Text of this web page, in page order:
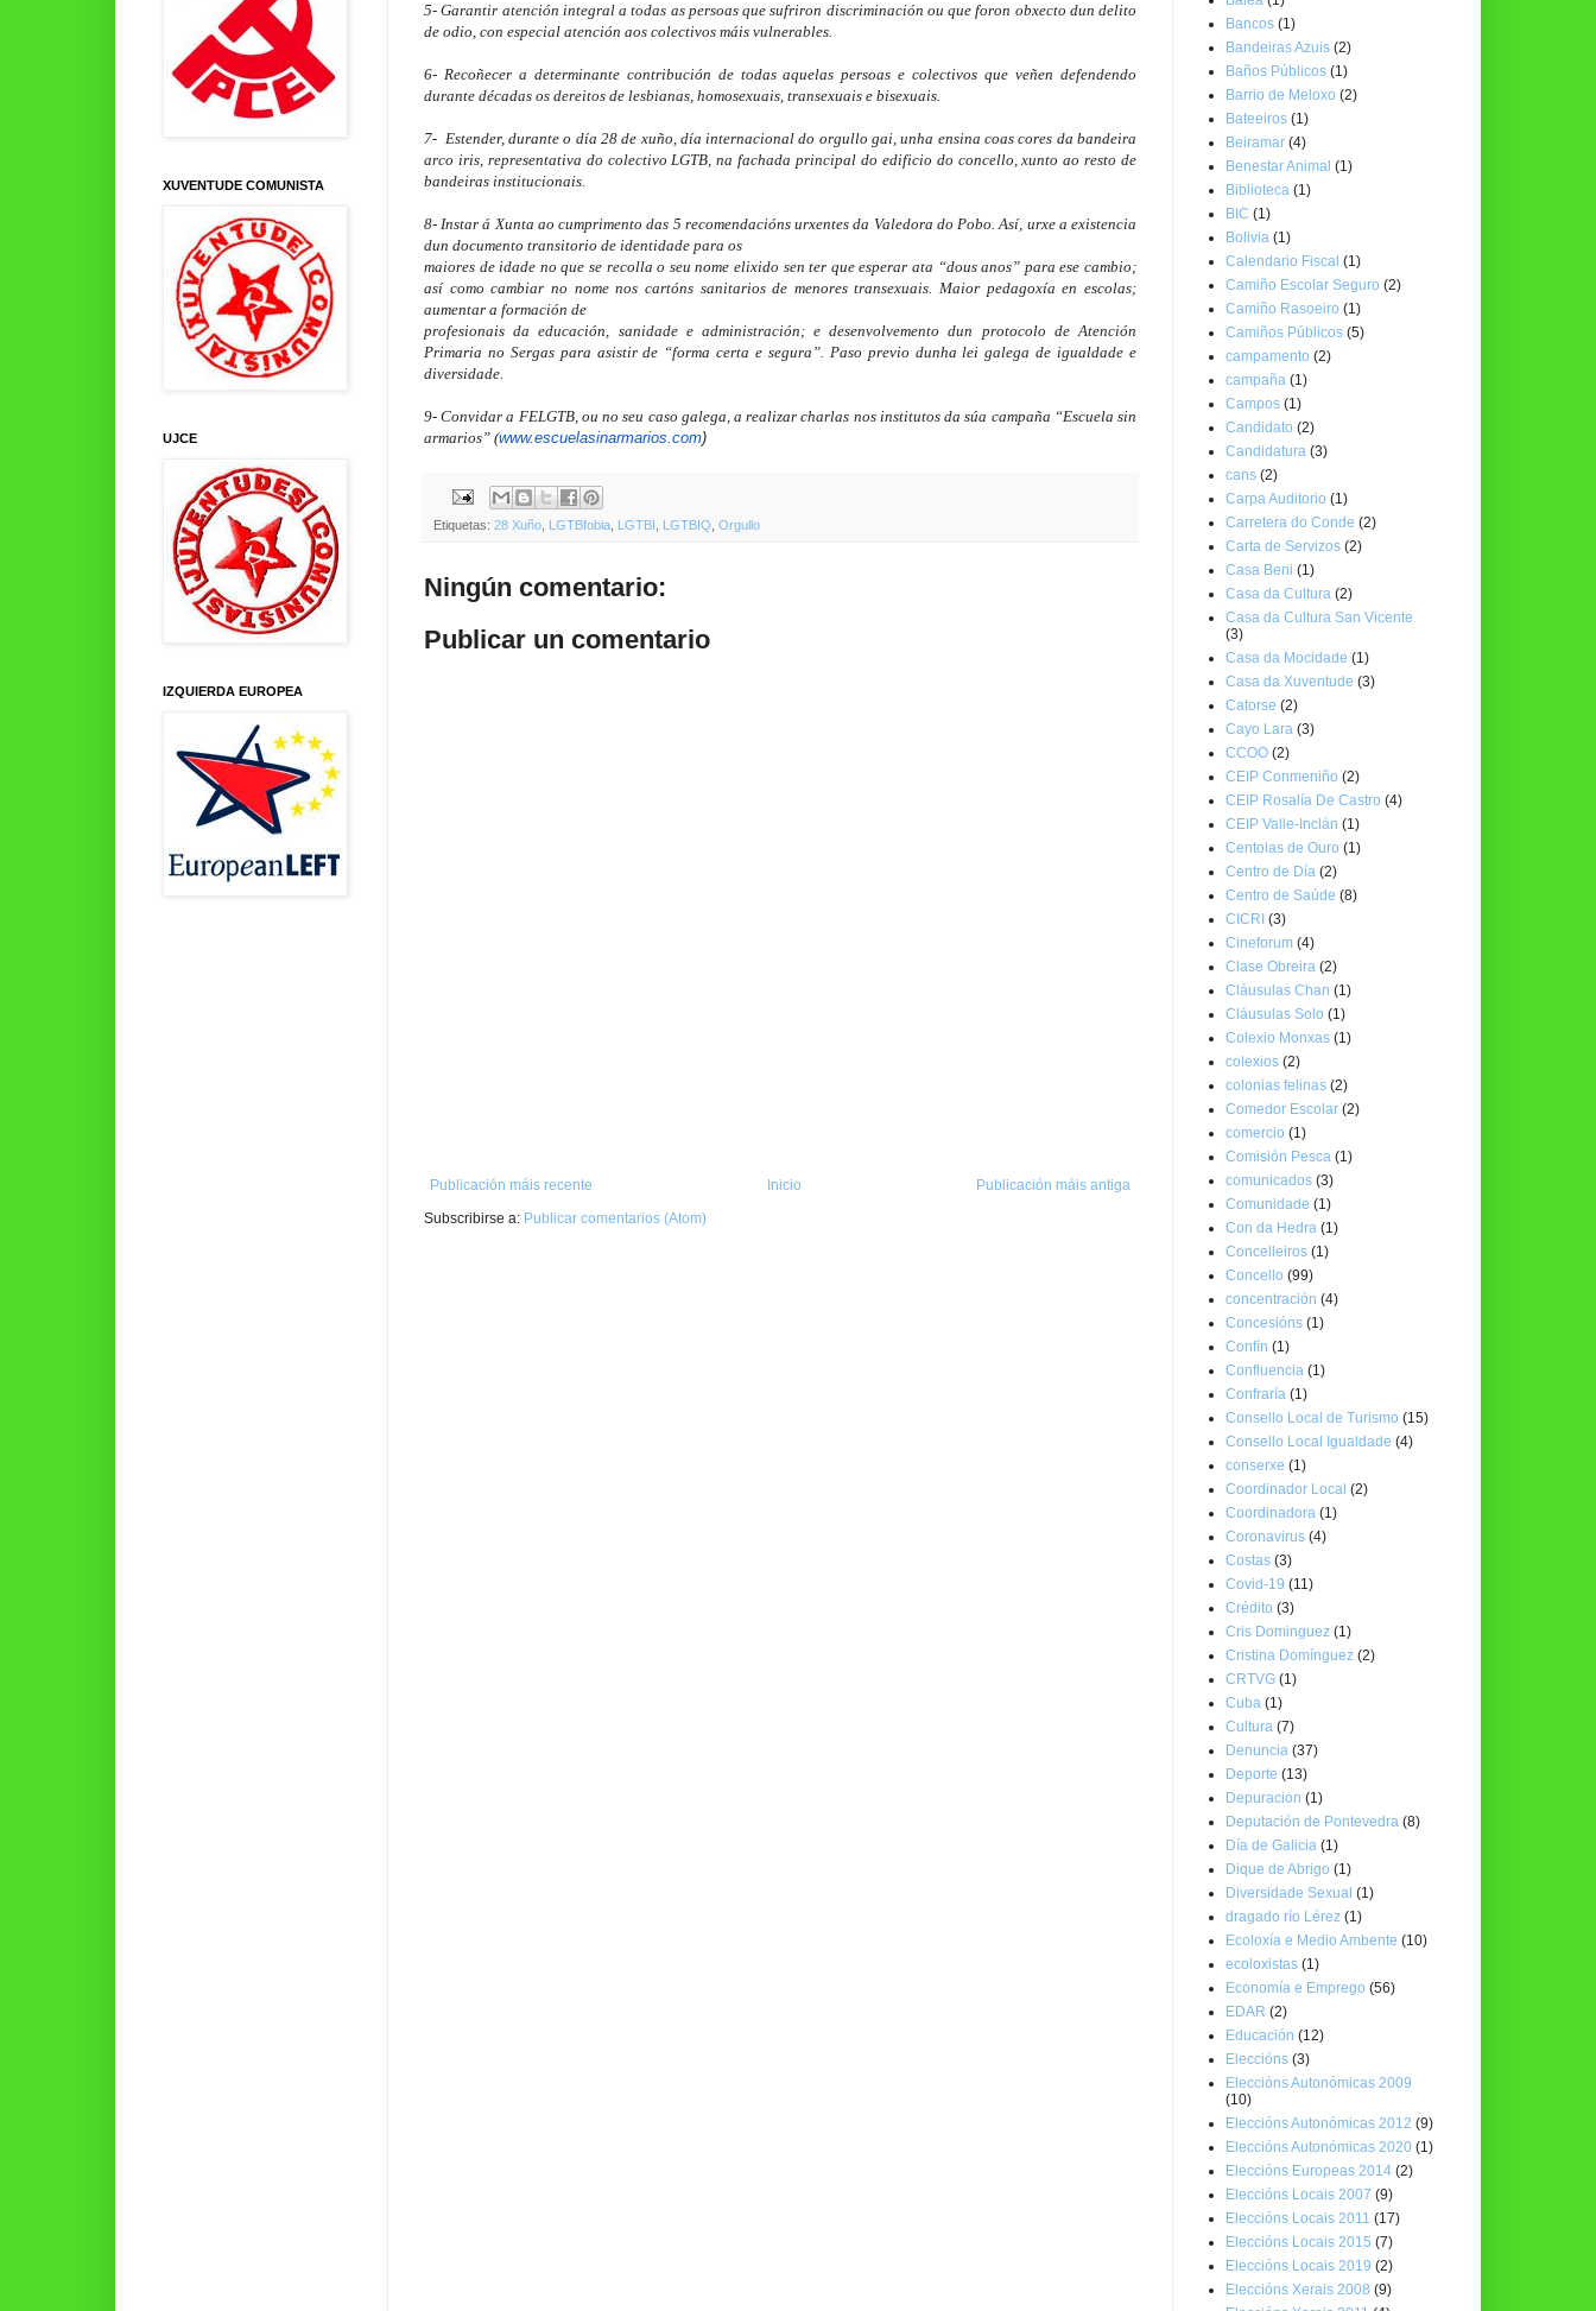
5- Garantir atención integral a todas as persoas que sufriron discriminación ou que foron obxecto dun delito
de odio, con especial atención aos colectivos máis vulnerables.
6- Recoñecer a determinante contribución de todas aquelas persoas e colectivos que veñen defendendo
durante décadas os dereitos de lesbianas, homosexuais, transexuais e bisexuais.
7-  Estender, durante o día 28 de xuño, día internacional do orgullo gai, unha ensina coas cores da bandeira
arco iris, representativa do colectivo LGTB, na fachada principal do edificio do concello, xunto ao resto de
bandeiras institucionais.
8- Instar á Xunta ao cumprimento das 5 recomendacións urxentes da Valedora do Pobo. Así, urxe a existencia
dun documento transitorio de identidade para os
maiores de idade no que se recolla o seu nome elixido sen ter que esperar ata “dous anos” para ese cambio;
así como cambiar no nome nos cartóns sanitarios de menores transexuais. Maior pedagoxía en escolas;
aumentar a formación de
profesionais da educación, sanidade e administración; e desenvolvemento dun protocolo de Atención
Primaria no Sergas para asistir de “forma certa e segura”. Paso previo dunha lei galega de igualdade e
diversidade.
9- Convidar a FELGTB, ou no seu caso galega, a realizar charlas nos institutos da súa campaña “Escuela sin
armarios” (www.escuelasinarmarios.com)
Etiquetas: 28 Xuño LGTBfobia LGTBI LGTBIQ Orgullo
Ningún comentario:
Publicar un comentario
Publicación máis recente Publicación máis antiga
Inicio
Subscribirse a: Publicar comentarios (Atom)
XUVENTUDE COMUNISTA
UJCE
IZQUIERDA EUROPEA
Bancos (1)
Bandeiras Azuis (2)
Baños Públicos (1)
Barrio de Meloxo (2)
Bateeiros (1)
Beiramar (4)
Benestar Animal (1)
Biblioteca (1)
BIC (1)
Bolivia (1)
Calendario Fiscal (1)
Camiño Escolar Seguro (2)
Camiño Rasoeiro (1)
Camiños Públicos (5)
campamento (2)
campaña (1)
Campos (1)
Candidato (2)
Candidatura (3)
cans (2)
Carpa Auditorio (1)
Carretera do Conde (2)
Carta de Servizos (2)
Casa Beni (1)
Casa da Cultura (2)
Casa da Cultura San Vicente
(3)
Casa da Mocidade (1)
Casa da Xuventude (3)
Catorse (2)
Cayo Lara (3)
CCOO (2)
CEIP Conmeniño (2)
CEIP Rosalía De Castro (4)
CEIP Valle-Inclán (1)
Centolas de Ouro (1)
Centro de Día (2)
Centro de Saúde (8)
CICRI (3)
Cineforum (4)
Clase Obreira (2)
Cláusulas Chan (1)
Cláusulas Solo (1)
Colexio Monxas (1)
colexios (2)
colonias felinas (2)
Comedor Escolar (2)
comercio (1)
Comisión Pesca (1)
comunicados (3)
Comunidade (1)
Con da Hedra (1)
Concelleiros (1)
Concello (99)
concentración (4)
Concesións (1)
Confín (1)
Confluencia (1)
Confraría (1)
Consello Local de Turismo (15)
Consello Local Igualdade (4)
conserxe (1)
Coordinador Local (2)
Coordinadora (1)
Coronavirus (4)
Costas (3)
Covid-19 (11)
Crédito (3)
Cris Dominguez (1)
Cristina Domínguez (2)
CRTVG (1)
Cuba (1)
Cultura (7)
Denuncia (37)
Deporte (13)
Depuracion (1)
Deputación de Pontevedra (8)
Día de Galicia (1)
Dique de Abrigo (1)
Diversidade Sexual (1)
dragado río Lérez (1)
Ecoloxía e Medio Ambente (10)
ecoloxistas (1)
Economía e Emprego (56)
EDAR (2)
Educación (12)
Eleccións (3)
Eleccións Autonómicas 2009
(10)
Eleccións Autonómicas 2012 (9)
Eleccións Autonómicas 2020 (1)
Eleccións Europeas 2014 (2)
Eleccións Locais 2007 (9)
Eleccións Locais 2011 (17)
Eleccións Locais 2015 (7)
Eleccións Locais 2019 (2)
Eleccións Xerais 2008 (9)